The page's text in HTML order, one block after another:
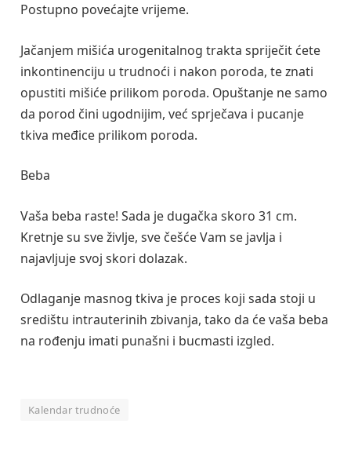
Postupno povećajte vrijeme.
Jačanjem mišića urogenitalnog trakta spriječit ćete
inkontinenciju u trudnoći i nakon poroda, te znati
opustiti mišiće prilikom poroda. Opuštanje ne samo
da porod čini ugodnijim, već sprječava i pucanje
tkiva međice prilikom poroda.
Beba
Vaša beba raste! Sada je dugačka skoro 31 cm.
Kretnje su sve življe, sve češće Vam se javlja i
najavljuje svoj skori dolazak.
Odlaganje masnog tkiva je proces koji sada stoji u
središtu intrauterinih zbivanja, tako da će vaša beba
na rođenju imati punašni i bucmasti izgled.
Kalendar trudnoće